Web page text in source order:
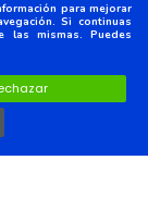
para mejorar
Si continuas
las mismas. Puedes